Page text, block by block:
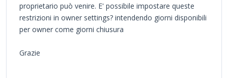
proprietario può venire. E' possibile impostare queste
restrizioni in owner settings? intendendo giorni disponibili
per owner come giorni chiusura
Grazie